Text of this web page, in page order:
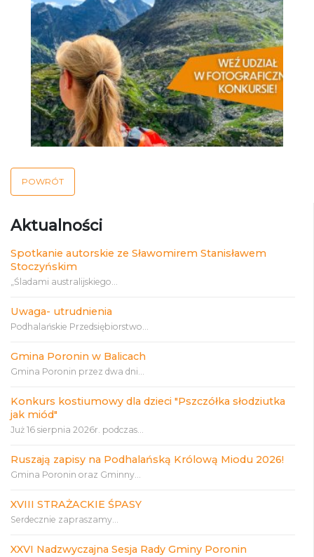
Aktualności
Spotkanie autorskie ze Sławomirem Stanisławem
Stoczyńskim
„Śladami australijskiego...
Uwaga- utrudnienia
Podhalańskie Przedsiębiorstwo...
Gmina Poronin w Balicach
Gmina Poronin przez dwa dni...
Konkurs kostiumowy dla dzieci "Pszczółka słodziutka
jak miód"
Już 16 sierpnia 2026r. podczas...
Ruszają zapisy na Podhalańską Królową Miodu 2026!
Gmina Poronin oraz Gminny...
XVIII STRAŻACKIE ŚPASY
Serdecznie zapraszamy...
XXVI Nadzwyczajna Sesja Rady Gminy Poronin
POWRÓT